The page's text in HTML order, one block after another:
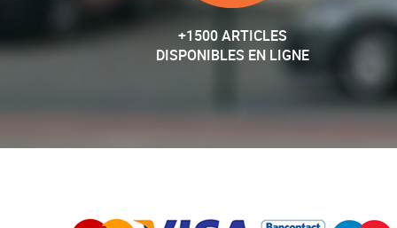
+1500 ARTICLES
DISPONIBLES EN LIGNE